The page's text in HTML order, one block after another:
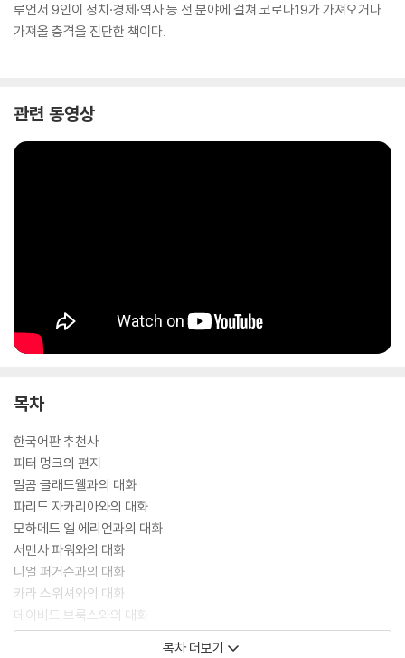
루언서 9인이 정치·경제·역사 등 전 분야에 걸쳐 코로나19가 가져오거나
가져올 충격을 진단한 책이다.
관련 동영상
목차
한국어판 추천사
피터 멍크의 편지
말콤 글래드웰과의 대화
파리드 자카리아와의 대화
모하메드 엘 에리언과의 대화
서맨사 파워와의 대화
니얼 퍼거슨과의 대화
카라 스위셔와의 대화
데이비드 브룩스와의 대화
이안 브레머와의 대화
목차 더보기